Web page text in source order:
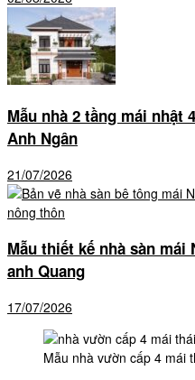
Mẫu nhà 2 tầng mái nhật
Anh Ngân
21/07/2026
Mẫu thiết kế nhà sàn mái
anh Quang
17/07/2026
Mẫu nhà vườn cấp 4 mái